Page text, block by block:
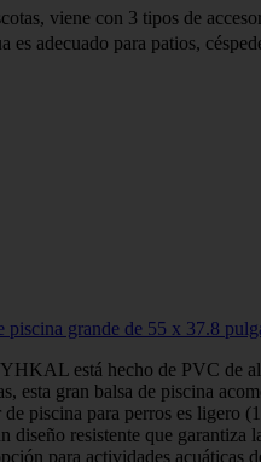
viene con 3 tipos de
adecuado para patios,
grande de 55 x 37.8
está hecho de PVC de
esta gran balsa de piscina
piscina para perros es ligero
resistente que
para actividades